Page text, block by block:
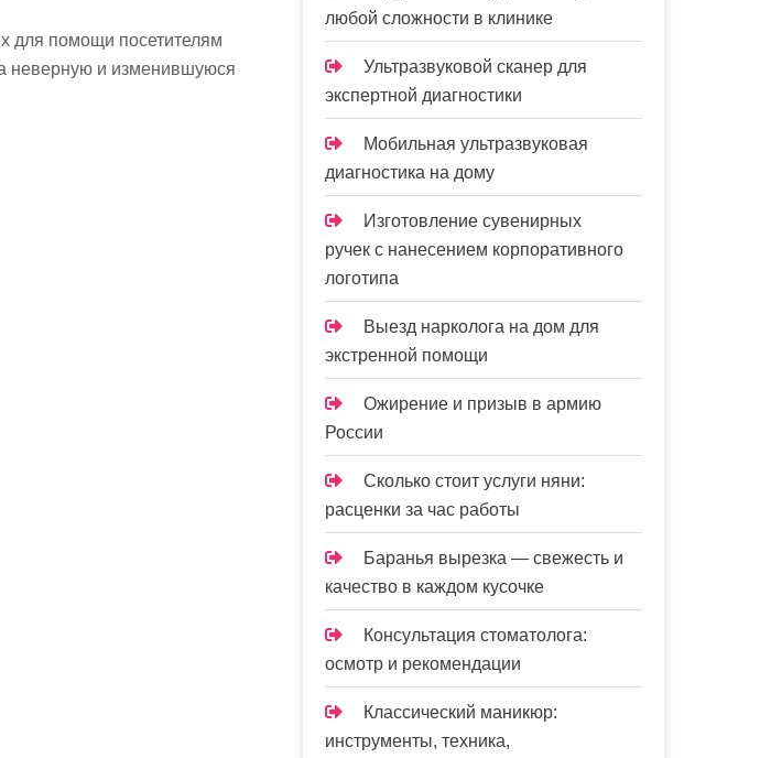
для помощи посетителям
неверную и изменившуюся
любой сложности в клинике
Ультразвуковой сканер для
экспертной диагностики
Мобильная ультразвуковая
диагностика на дому
Изготовление сувенирных
ручек с нанесением корпоративного
логотипа
Выезд нарколога на дом для
экстренной помощи
Ожирение и призыв в армию
России
Сколько стоит услуги няни:
расценки за час работы
Баранья вырезка — свежесть и
качество в каждом кусочке
Консультация стоматолога:
осмотр и рекомендации
Классический маникюр:
инструменты, техника,